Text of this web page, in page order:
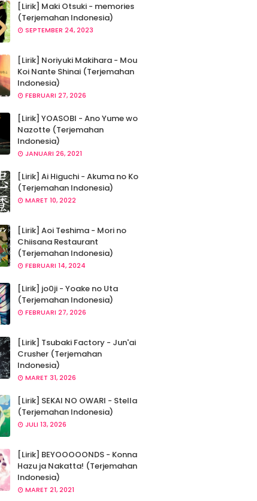
[Lirik] Maki Otsuki - memories
(Terjemahan Indonesia)
SEPTEMBER 24, 2023
[Lirik] Noriyuki Makihara - Mou
Koi Nante Shinai (Terjemahan
Indonesia)
FEBRUARI 27, 2026
[Lirik] YOASOBI - Ano Yume wo
Nazotte (Terjemahan
Indonesia)
JANUARI 26, 2021
[Lirik] Ai Higuchi - Akuma no Ko
(Terjemahan Indonesia)
MARET 10, 2022
[Lirik] Aoi Teshima - Mori no
Chiisana Restaurant
(Terjemahan Indonesia)
FEBRUARI 14, 2024
[Lirik] jo0ji - Yoake no Uta
(Terjemahan Indonesia)
FEBRUARI 27, 2026
[Lirik] Tsubaki Factory - Jun'ai
Crusher (Terjemahan
Indonesia)
MARET 31, 2026
[Lirik] SEKAI NO OWARI - Stella
(Terjemahan Indonesia)
JULI 13, 2026
[Lirik] BEYOOOOONDS - Konna
Hazu ja Nakatta! (Terjemahan
Indonesia)
MARET 21, 2021